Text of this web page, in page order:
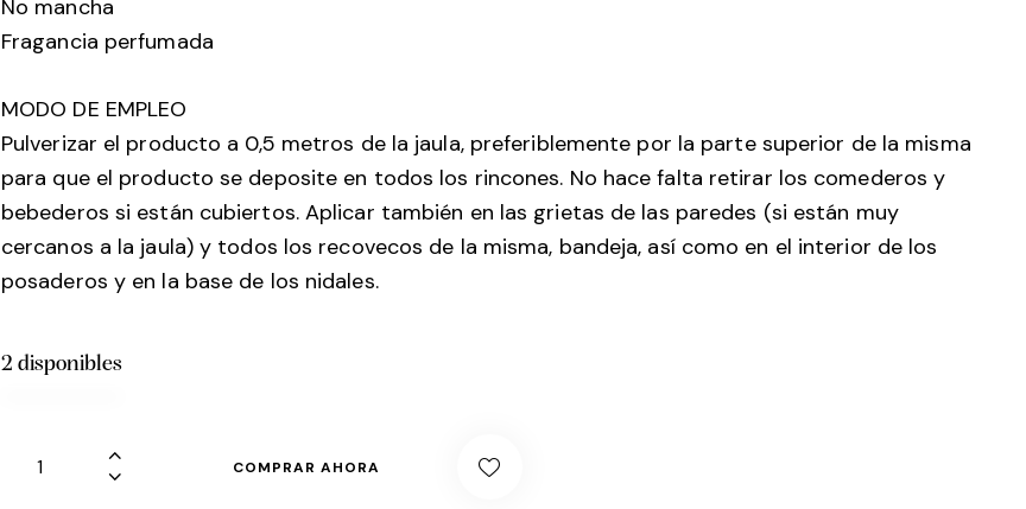
No mancha
Fragancia perfumada
MODO DE EMPLEO
Pulverizar el producto a 0,5 metros de la jaula, preferiblemente por la parte superior de la misma
para que el producto se deposite en todos los rincones. No hace falta retirar los comederos y
bebederos si están cubiertos. Aplicar también en las grietas de las paredes (si están muy
cercanos a la jaula) y todos los recovecos de la misma, bandeja, así como en el interior de los
posaderos y en la base de los nidales.
2 disponibles
COMPRAR AHORA